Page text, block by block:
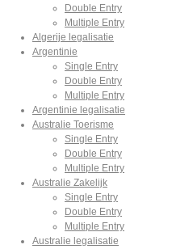
Double Entry
Multiple Entry
Algerije legalisatie
Argentinie
Single Entry
Double Entry
Multiple Entry
Argentinie legalisatie
Australie Toerisme
Single Entry
Double Entry
Multiple Entry
Australie Zakelijk
Single Entry
Double Entry
Multiple Entry
Australie legalisatie